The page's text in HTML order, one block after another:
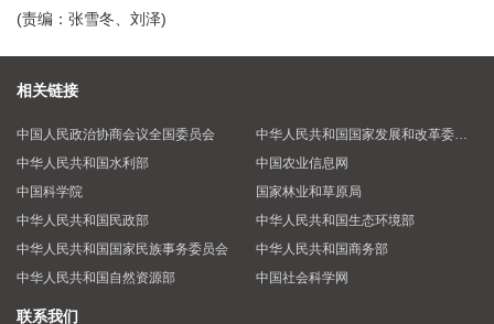
(责编：张雪冬、刘泽)
相关链接
中国人民政治协商会议全国委员会
中华人民共和国国家发展和改革委员会
中华人民共和国水利部
中国农业信息网
中国科学院
国家林业和草原局
中华人民共和国民政部
中华人民共和国生态环境部
中华人民共和国国家民族事务委员会
中华人民共和国商务部
中华人民共和国自然资源部
中国社会科学网
联系我们